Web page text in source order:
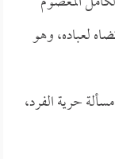
لعباده، وهو
حرية الفرد،